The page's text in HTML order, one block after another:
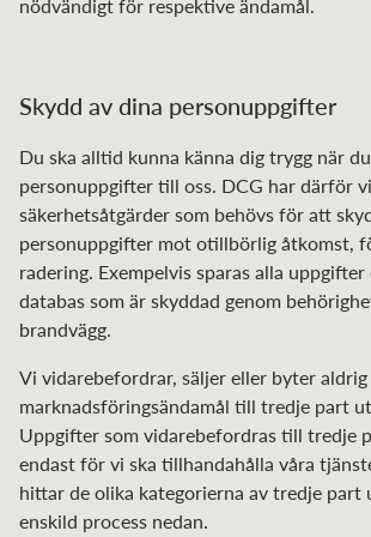
nödvändigt för respektive ändamål.
Skydd av dina personuppgifter
Du ska alltid kunna känna dig trygg när
personuppgifter till oss. DCG har därför
säkerhetsåtgärder som behövs för att
personuppgifter mot otillbörlig åtkomst,
radering. Exempelvis sparas alla
databas som är skyddad genom
brandvägg.
Vi vidarebefordrar, säljer eller byter
marknadsföringsändamål till tredje part
Uppgifter som vidarebefordras till tredje
endast för vi ska tillhandahålla våra
hittar de olika kategorierna av tredje part
enskild process nedan.